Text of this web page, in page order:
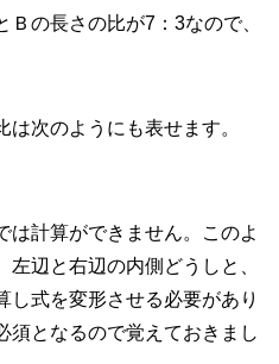
の長さの比が7：3なので、
次のようにも表せます。
は計算ができません。このよ
辺と右辺の内側どうしと、
し式を変形させる必要があり
須となるので覚えておきまし